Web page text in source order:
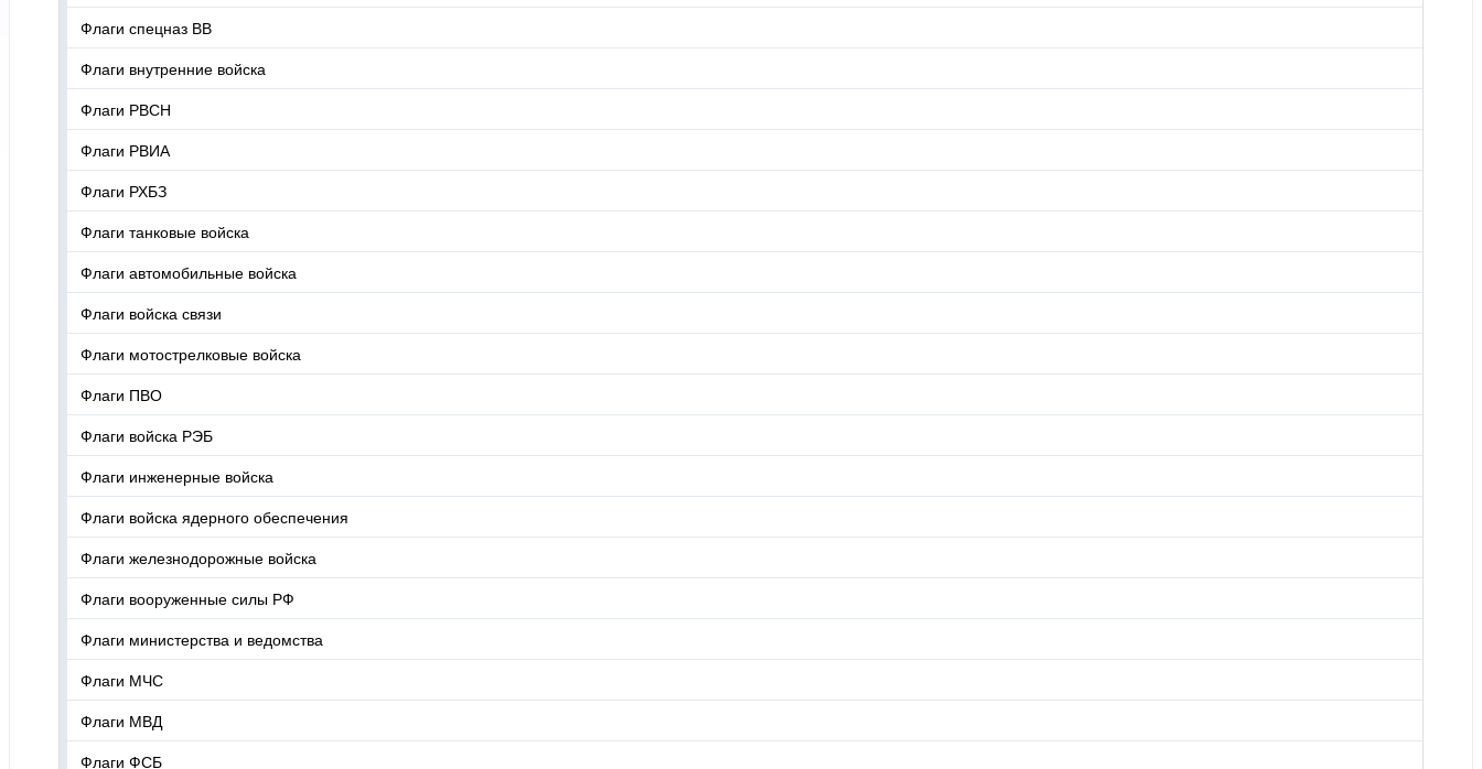
Флаги спецназ ВВ
Флаги внутренние войска
Флаги РВСН
Флаги РВИА
Флаги РХБЗ
Флаги танковые войска
Флаги автомобильные войска
Флаги войска связи
Флаги мотострелковые войска
Флаги ПВО
Флаги войска РЭБ
Флаги инженерные войска
Флаги войска ядерного обеспечения
Флаги железнодорожные войска
Флаги вооруженные силы РФ
Флаги министерства и ведомства
Флаги МЧС
Флаги МВД
Флаги ФСБ